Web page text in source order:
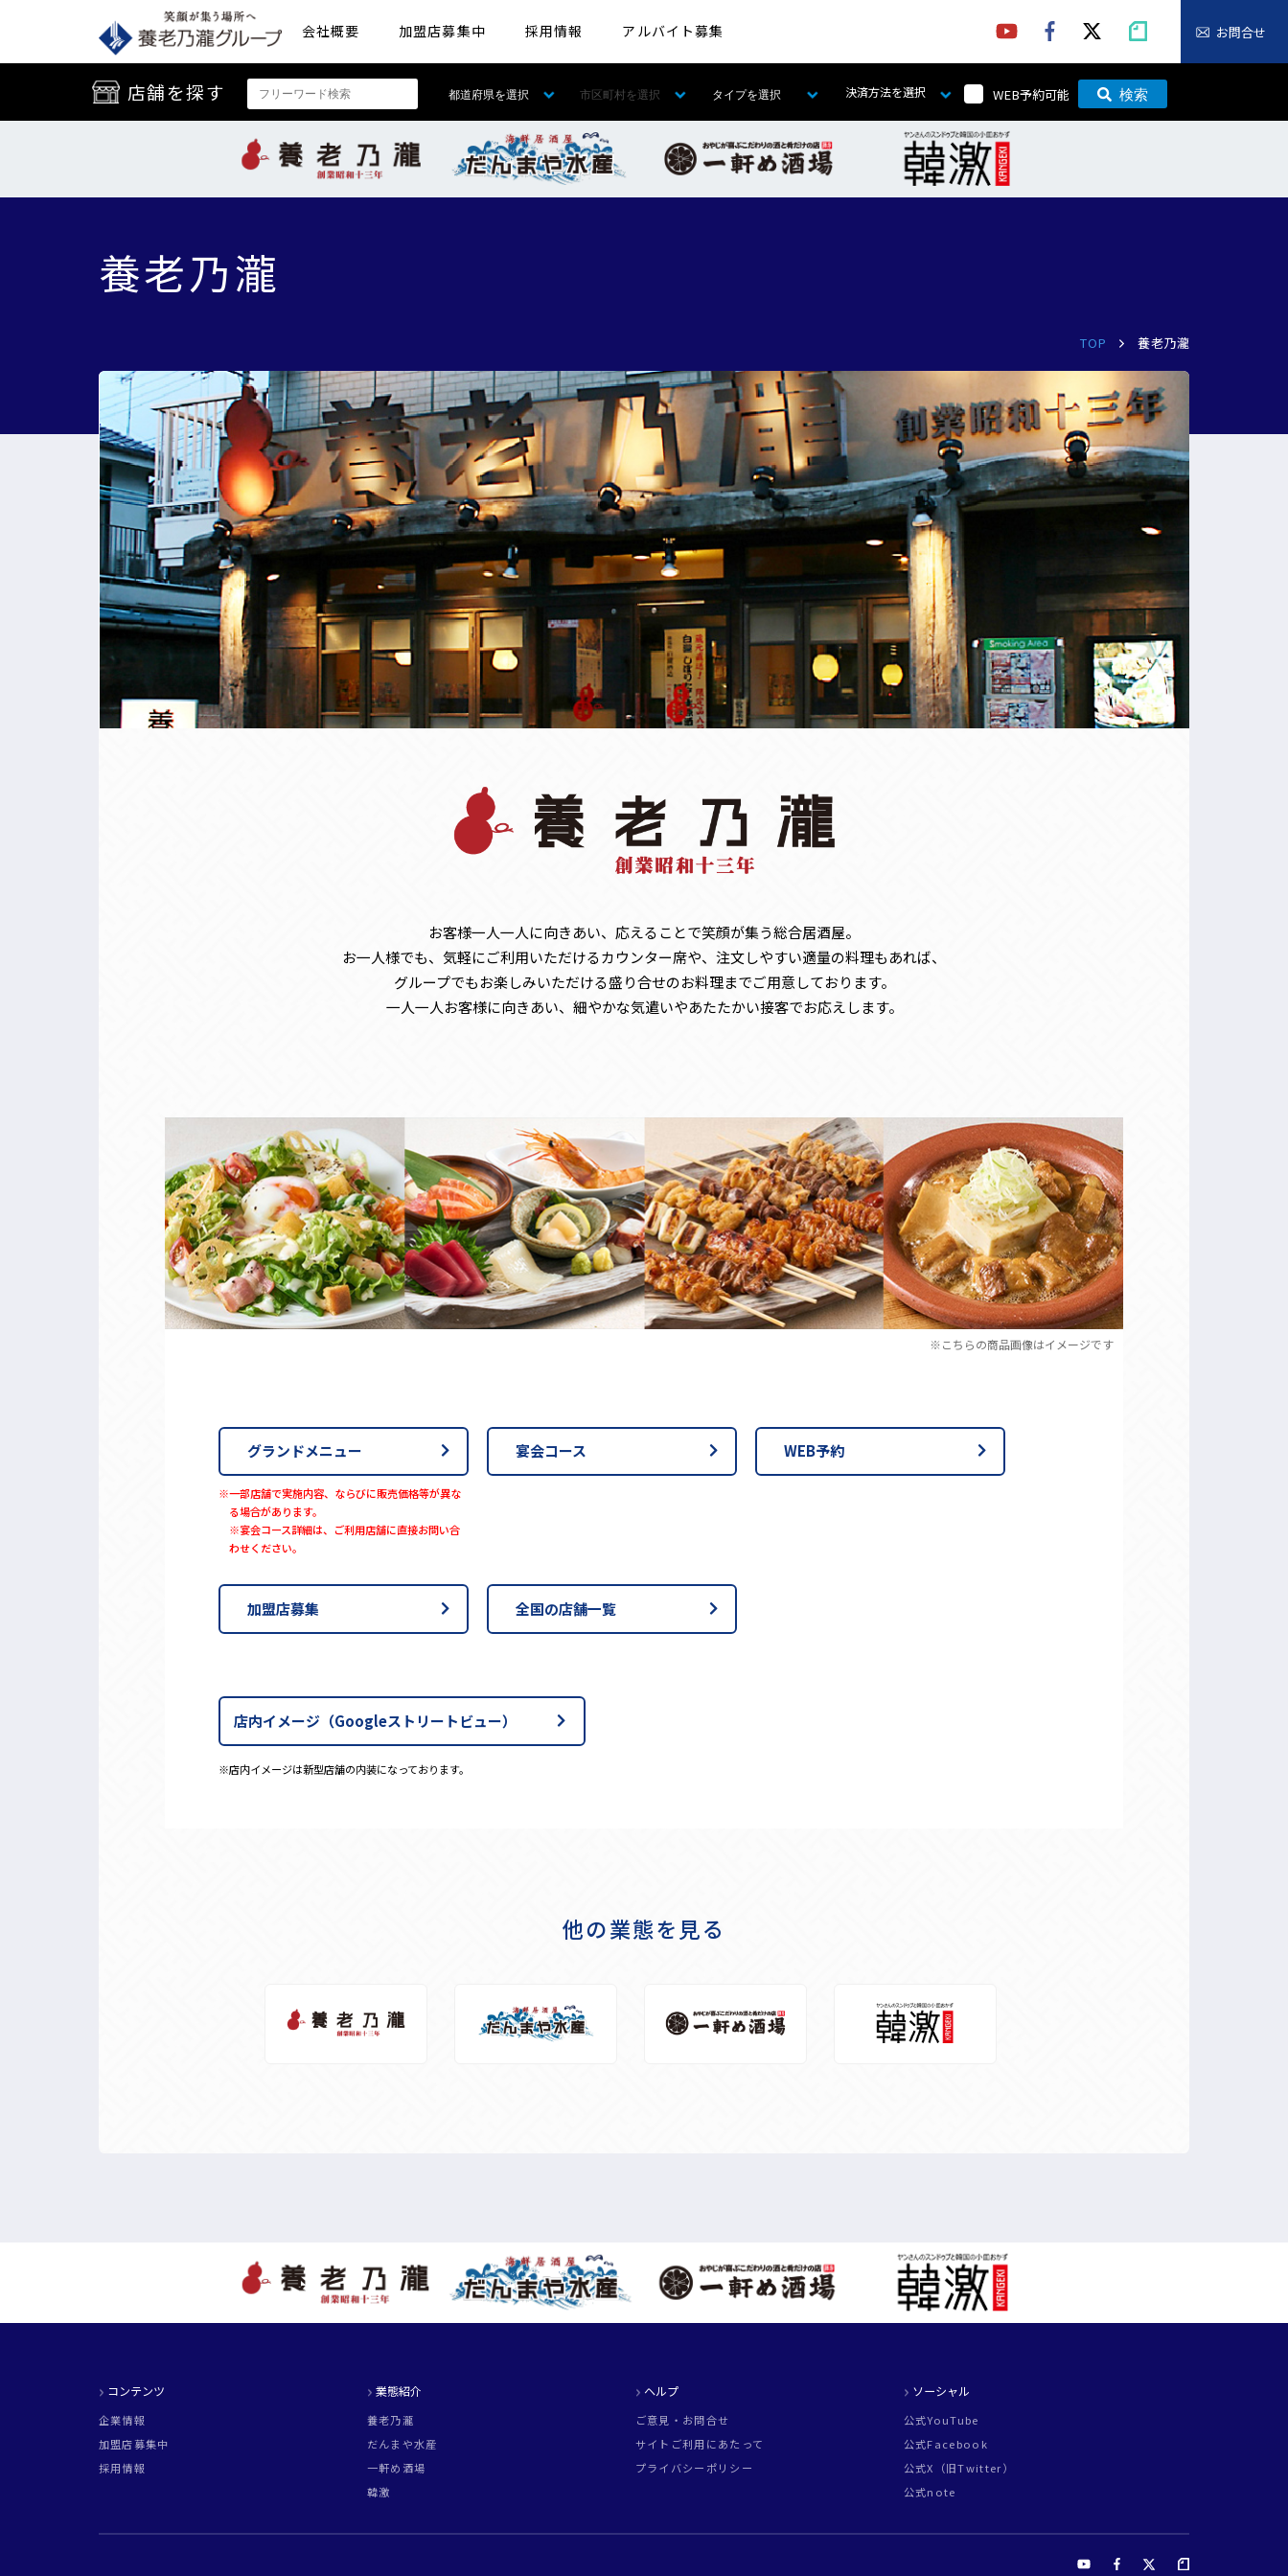
会社概要 加盟店募集中 採用情報 アルバイト募集 お問合せ
店舗を探す 決済方法を選択 WEB予約可能 検索
養老乃瀧
TOP 養老乃瀧
お客様一人一人に向きあい、 応えることで笑顔が集う総合居酒屋。
お一人様でも、気軽にご利用いただけるカウンター席や、注文しやすい適量の料理もあれば、
グループでもお楽しみいただける盛り合せのお料理までご用意しております。
一人一人お客様に向きあい、 細やかな気遣いやあたたかい接客でお応えします。
※こちらの商品画像はイメージです
グランドメニュー
※一部店舗で実施内容、ならびに販売価格等が異な
る場合があります。
※宴会コース詳細は、ご利用店舗に直接お問い合
わせください。
宴会コース WEB予約
加盟店募集 全国の店舗一覧
店内イメージ （Googleストリートビュー）
※店内イメージは新型店舗の内装になっております。
他の業態を見る
コンテンツ
企業情報
加盟店募集中
採用情報
業態紹介
養老乃瀧
だんまや水産
一軒め酒場
韓激
ヘルプ
ご意見・お問合せ
サイトご利用にあたって
プライバシーポリシー
ソーシャル
公式YouTube
公式Facebook
公式X（旧Twitter）
公式note